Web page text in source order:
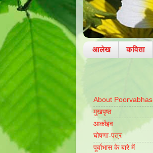
आलेख कविता
About Poorvabhas
मुखपृष्ठ
आर्काइव
घोषणा-पत्र
पूर्वाभास के बारे में